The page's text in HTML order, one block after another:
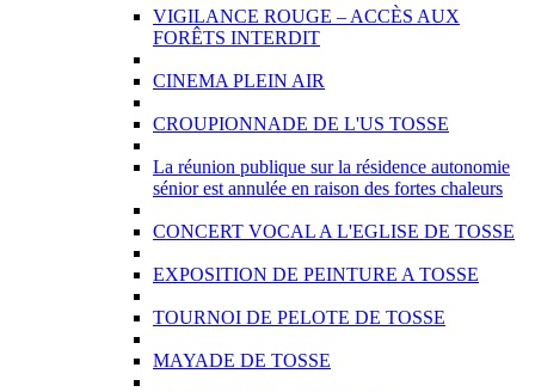
VIGILANCE ROUGE – ACCÈS AUX
FORÊTS INTERDIT
CINEMA PLEIN AIR
CROUPIONNADE DE L'US TOSSE
La réunion publique sur la résidence autonomie
sénior est annulée en raison des fortes chaleurs
CONCERT VOCAL A L'EGLISE DE TOSSE
EXPOSITION DE PEINTURE A TOSSE
TOURNOI DE PELOTE DE TOSSE
MAYADE DE TOSSE